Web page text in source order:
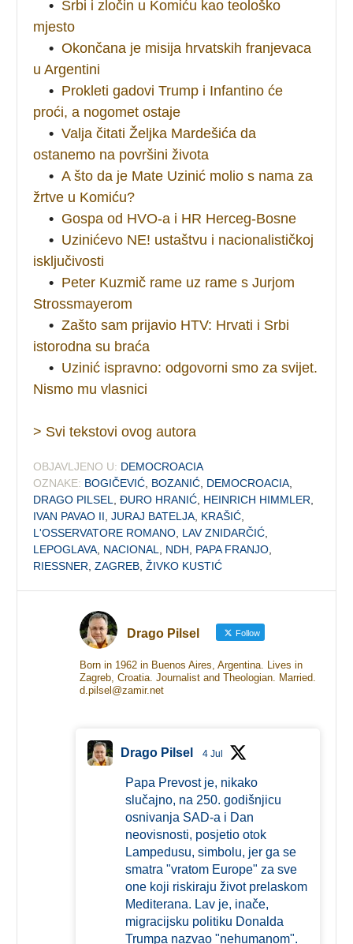
• Srbi i zločin u Komiću kao teološko
mjesto
• Okončana je misija hrvatskih franjevaca
u Argentini
• Prokleti gadovi Trump i Infantino će
proći, a nogomet ostaje
• Valja čitati Željka Mardešića da
ostanemo na površini života
• A što da je Mate Uzinić molio s nama za
žrtve u Komiću?
• Gospa od HVO-a i HR Herceg-Bosne
• Uzinićevo NE! ustaštvu i nacionalističkoj
isključivosti
• Peter Kuzmič rame uz rame s Jurjom
Strossmayerom
• Zašto sam prijavio HTV: Hrvati i Srbi
istorodna su braća
• Uzinić ispravno: odgovorni smo za svijet.
Nismo mu vlasnici
> Svi tekstovi ovog autora
OBJAVLJENO U: DEMOCROACIA
OZNAKE: BOGIČEVIĆ BOZANIĆ DEMOCROACIA
DRAGO PILSEL
,ĐURO HRANIĆ HEINRICH HIMMLER
IVAN PAVAO II ,JURAJ BATELJA KRAŠIĆ
L'OSSERVATORE ROMANO LAV ZNIDARČIĆ
LEPOGLAVA NACIONAL NDH PAPA FRANJO
RIESSNER ,ZAGREB ,ŽIVKO KUSTIĆ
Drago Pilsel Follow
Born in 1962 in Buenos Aires, Argentina. Lives in
Zagreb, Croatia. Journalist and Theologian. Married.
d.pilsel@zamir.net
Drago Pilsel 4 Jul
Papa Prevost je, nikako
slučajno, na 250. godišnjicu
osnivanja SAD-a i Dan
neovisnosti, posjetio otok
Lampedusu, simbolu, jer ga se
smatra "vratom Europe" za sve
one koji riskiraju život prelaskom
Mediterana. Lav je, inače,
migracijsku politiku Donalda
Trumpa nazvao "nehumanom".